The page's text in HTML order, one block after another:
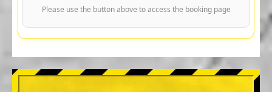
Please use the button above to access the booking page